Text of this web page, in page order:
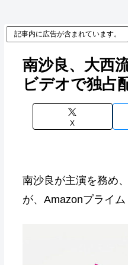
記事内に広告が含まれています。
南沙良、大西
ビデオで独占
X
南沙良が主演を務め
が、Amazonプライム